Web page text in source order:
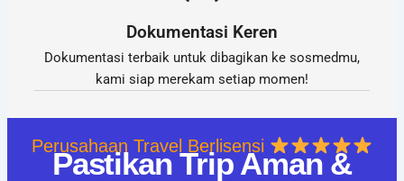
Dokumentasi Keren
Dokumentasi terbaik untuk dibagikan ke sosmedmu,
kami siap merekam setiap momen!
Pastikan Trip Aman &
Perusahaan Travel Berlisensi